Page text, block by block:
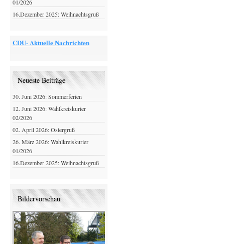
01/2026
16.Dezember 2025: Weihnachtsgruß
CDU- Aktuelle Nachrichten
Neueste Beiträge
30. Juni 2026: Sommerferien
12. Juni 2026: Wahlkreiskurier
02/2026
02. April 2026: Ostergruß
26. März 2026: Wahlkreiskurier
01/2026
16.Dezember 2025: Weihnachtsgruß
Bildervorschau